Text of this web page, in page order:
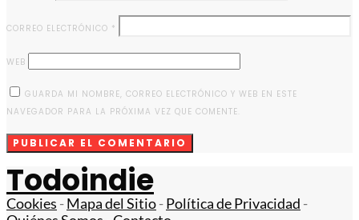
CORREO ELECTRÓNICO *
WEB
GUARDA MI NOMBRE, CORREO ELECTRÓNICO Y WEB EN ESTE
NAVEGADOR PARA LA PRÓXIMA VEZ QUE COMENTE.
Todoindie
Cookies -Mapa del Sitio-Política de Privacidad -